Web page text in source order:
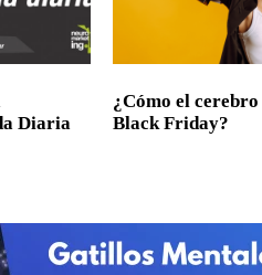
Diaria
¿Cómo el
Black Friday?